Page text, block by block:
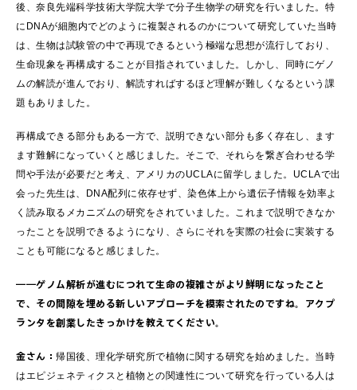
後、奈良先端科学技術大学院大学で分子生物学の研究を行いました。特
にDNAが細胞内でどのように複製されるのかについて研究していた当時
は、生物は試験管の中で再現できるという極端な思想が流行しており、
生命現象を再構成することが目指されていました。しかし、同時にゲノ
ムの解読が進んでおり、解読すればするほど理解が難しくなるという課
題もありました。
再構成できる部分もある一方で、説明できない部分も多く存在し、ます
ます難解になっていくと感じました。そこで、それらを繋ぎ合わせる学
問や手法が必要だと考え、アメリカのUCLAに留学しました。UCLAで出
会った先生は、DNA配列に依存せず、染色体上から遺伝子情報を効率よ
く読み取るメカニズムの研究をされていました。これまで説明できなか
ったことを説明できるようになり、さらにそれを実際の社会に実装する
ことも可能になると感じました。
――ゲノム解析が進むにつれて生命の複雑さがより鮮明になったこと
で、その間隙を埋める新しいアプローチを模索されたのですね。アクプ
ランタを創業したきっかけを教えてください。
金さん： 帰国後、理化学研究所で植物に関する研究を始めました。当時
はエピジェネティクスと植物との関連性について研究を行っている人は